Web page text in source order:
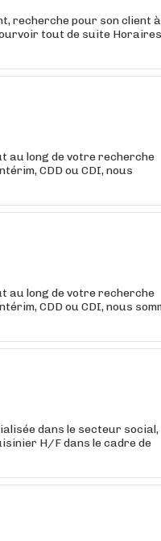
recherche pour son client à
pourvoir tout de suite Horaires
au long de votre recherche
CDD ou CDI, nous
au long de votre recherche
CDD ou CDI, nous
dans le secteur social,
H/F dans le cadre de